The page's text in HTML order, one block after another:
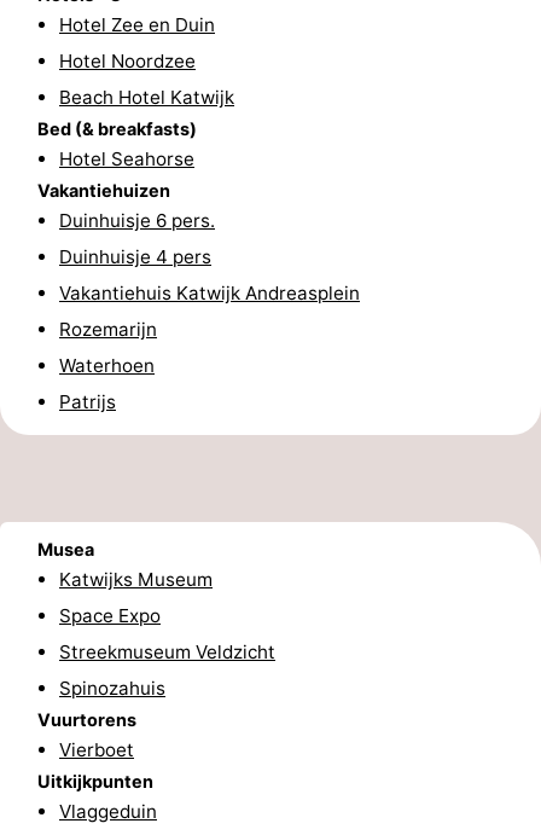
adressen
Regio
Noord-
Holland
Natuur
Duinen
aan
Bergen
Egmond
Zee
-
duinreservaat
Natuur
Kennermerland
Amsterdam
Haarlem
Zandvoort
Zuid-
Holland
Leiden
Bollenstreek
Hotel Zee en Duin
Hotel Noordzee
Beach Hotel Katwijk
Bed (& breakfasts)
Hotel Seahorse
Vakantiehuizen
Duinhuisje 6 pers.
Duinhuisje 4 pers
Vakantiehuis Katwijk Andreasplein
Rozemarijn
Waterhoen
Patrijs
Musea
Katwijks Museum
Space Expo
Streekmuseum Veldzicht
Spinozahuis
Vuurtorens
Vierboet
Uitkijkpunten
Vlaggeduin